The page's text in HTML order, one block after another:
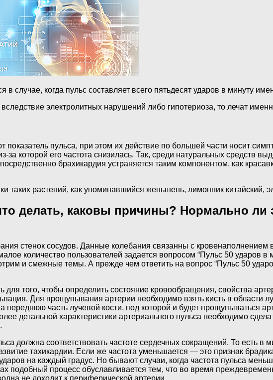
в случае, когда пульс составляет всего пятьдесят ударов в минуту
электролитных нарушений либо гипотериоза, то лечат
пульса, при этом их действие по большей части носит
за которой его частота снизилась. Так, среди натуральных средств
брахикардия устраняется таким компонентом, как
таких растений, как упоминавшийся женьшень, лимонник китайский,
делать, каковы причины? Нормально ли
стенок сосудов. Данные колебания связанны с кровенаполнением
количество пользователей задается вопросом “Пульс 50 ударов в
и смежные темы. А прежде чем ответить на вопрос “Пульс 50
для того, чтобы определить состояние кровообращения, свойства
Для прощупывания артерии необходимо взять кисть в области
часть лучевой кости, под которой и будет прощупываться
детальной характеристики артериального пульса необходимо
должна соответствовать частоте сердечных сокращений. То есть
тахикардии. Если же частота уменьшается — это признак
на каждый градус. Но бывают случаи, когда частота пульса
подобный процесс обуславливается тем, что во время